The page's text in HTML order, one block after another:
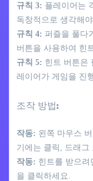
규칙 3: 플레이어는
독창적으로 생각해
규칙 4: 퍼즐을 풀다
버튼을 사용하여 힌
규칙 5: 힌트 버튼은
레이어가 게임을 진
조작 방법:
작동: 왼쪽 마우스
기에는 클릭, 드래그
작동: 힌트를 받으려
을 클릭하세요.